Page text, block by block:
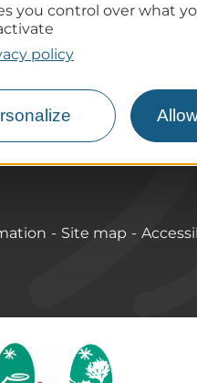
you control over what
policy
information
offices
destinations
Site map